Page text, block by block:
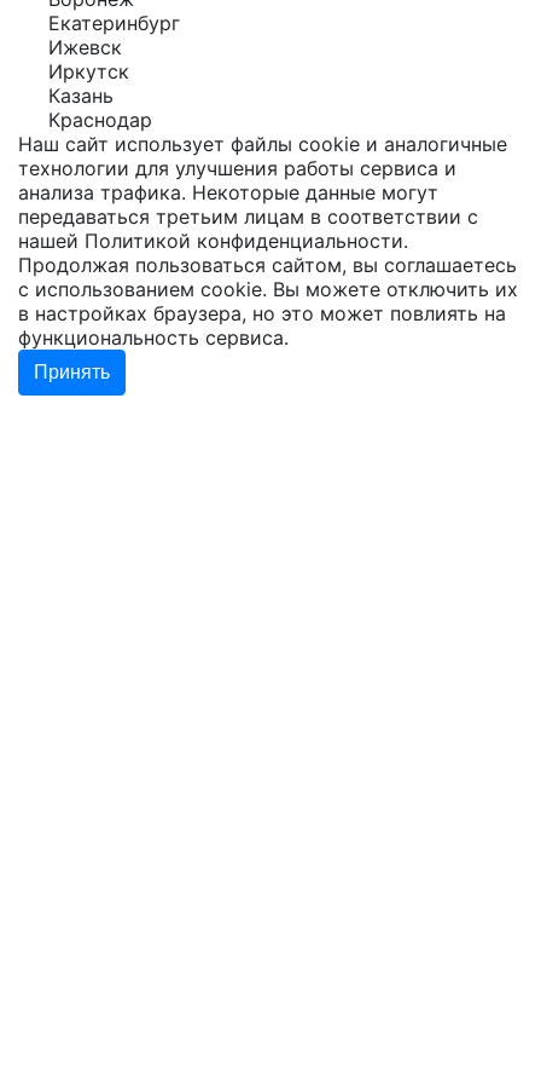
Екатеринбург
Ижевск
Иркутск
Казань
Краснодар
Наш сайт использует файлы cookie и аналогичные
технологии для улучшения работы сервиса и
анализа трафика. Некоторые данные могут
передаваться третьим лицам в соответствии с
нашей Политикой конфиденциальности.
Продолжая пользоваться сайтом, вы соглашаетесь
с использованием cookie. Вы можете отключить их
в настройках браузера, но это может повлиять на
функциональность сервиса.
Принять